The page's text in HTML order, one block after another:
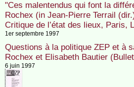
"Ces malentendus qui font la
Rochex (in Jean-Pierre Terrail
Critique de l’état des lieux, Paris,
1er septembre 1997
Questions à la politique ZEP et à
Rochex et Elisabeth Bautier
6 juin 1997